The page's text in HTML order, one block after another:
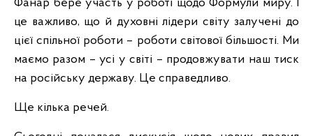
Фанар бере участь у роботі щодо Формули миру. І
це важливо, що й духовні лідери світу залучені до
цієї спільної роботи – роботи світової більшості. Ми
маємо разом – усі у світі – продовжувати наш тиск
на російську державу. Це справедливо.
Ще кілька речей.